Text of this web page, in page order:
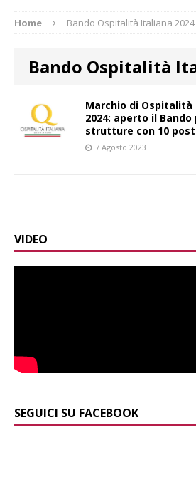
Home Bando Ospitalità Italiana 2024
Bando Ospitalità
Marchio di Ospitalità
2024: aperto il Bando
strutture con 10
7 Agosto 2023
VIDEO
SEGUICI SU FACEBOOK